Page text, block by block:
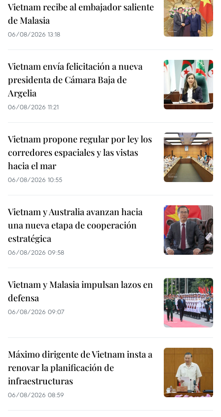
Vietnam recibe al embajador saliente
de Malasia
06/08/2026 13:18
Vietnam envía felicitación a nueva
presidenta de Cámara Baja de
Argelia
06/08/2026 11:21
Vietnam propone regular por ley los
corredores espaciales y las vistas
hacia el mar
06/08/2026 10:55
Vietnam y Australia avanzan hacia
una nueva etapa de cooperación
estratégica
06/08/2026 09:58
Vietnam y Malasia impulsan lazos en
defensa
06/08/2026 09:07
Máximo dirigente de Vietnam insta a
renovar la planificación de
infraestructuras
06/08/2026 08:59